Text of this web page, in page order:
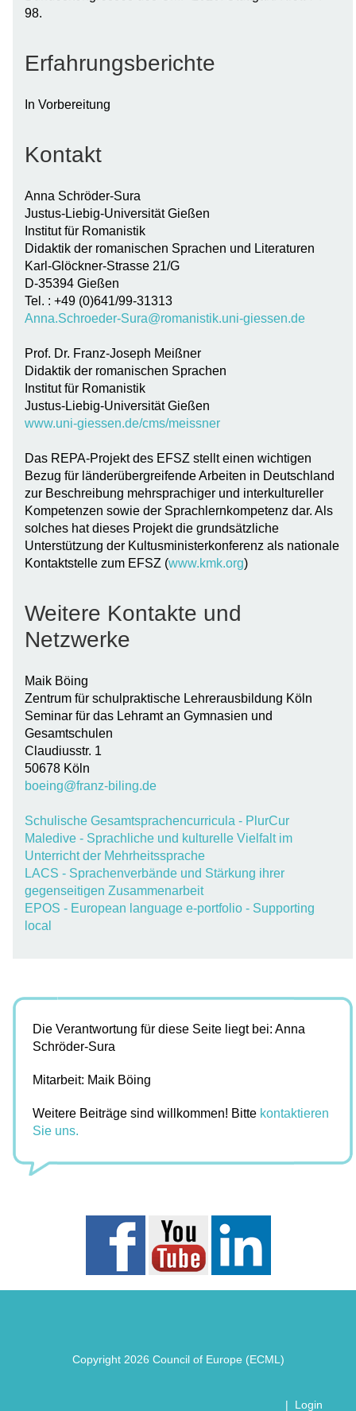
98.
Erfahrungsberichte
In Vorbereitung
Kontakt
Anna Schröder-Sura
Justus-Liebig-Universität Gießen
Institut für Romanistik
Didaktik der romanischen Sprachen und Literaturen
Karl-Glöckner-Strasse 21/G
D-35394 Gießen
Tel. : +49 (0)641/99-31313
Anna.Schroeder-Sura@romanistik.uni-giessen.de
Prof. Dr. Franz-Joseph Meißner
Didaktik der romanischen Sprachen
Institut für Romanistik
Justus-Liebig-Universität Gießen
www.uni-giessen.de/cms/meissner
Das REPA-Projekt des EFSZ stellt einen wichtigen
Bezug für länderübergreifende Arbeiten in Deutschland
zur Beschreibung mehrsprachiger und interkultureller
Kompetenzen sowie der Sprachlernkompetenz dar. Als
solches hat dieses Projekt die grundsätzliche
Unterstützung der Kultusministerkonferenz als nationale
Kontaktstelle zum EFSZ (www.kmk.org)
Weitere Kontakte und
Netzwerke
Maik Böing
Zentrum für schulpraktische Lehrerausbildung Köln
Seminar für das Lehramt an Gymnasien und
Gesamtschulen
Claudiusstr. 1
50678 Köln
boeing@franz-biling.de
Schulische Gesamtsprachencurricula - PlurCur
Maledive - Sprachliche und kulturelle Vielfalt im
Unterricht der Mehrheitssprache
LACS - Sprachenverbände und Stärkung ihrer
gegenseitigen Zusammenarbeit
EPOS - European language e-portfolio - Supporting
local
Die Verantwortung für diese Seite liegt bei: Anna
Schröder-Sura
Mitarbeit: Maik Böing
Weitere Beiträge sind willkommen! Bitte kontaktieren
Sie uns.
Copyright 2026 Council of Europe (ECML)
| Login